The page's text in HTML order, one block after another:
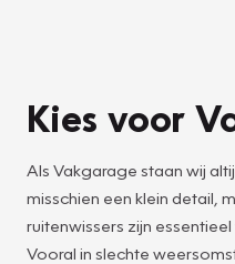
Kies voor
Als Vakgarage staan wij
misschien een klein detail,
ruitenwissers zijn
Vooral in slechte